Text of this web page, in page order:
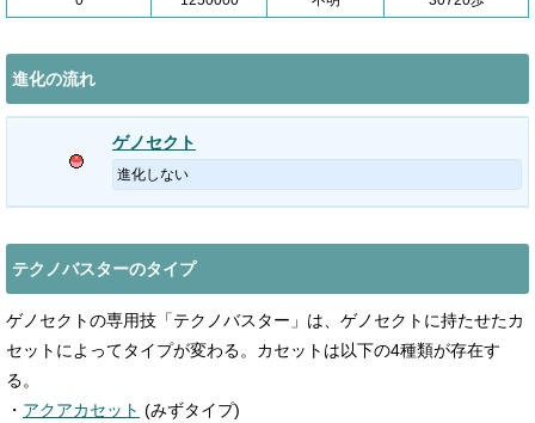
進化の流れ
ゲノセクト
進化しない
テクノバスターのタイプ
ゲノセクトの専用技「テクノバスター」は、ゲノセクトに持たせたカ
セットによってタイプが変わる。カセットは以下の4種類が存在す
る。
・ アクアカセット (みずタイプ)